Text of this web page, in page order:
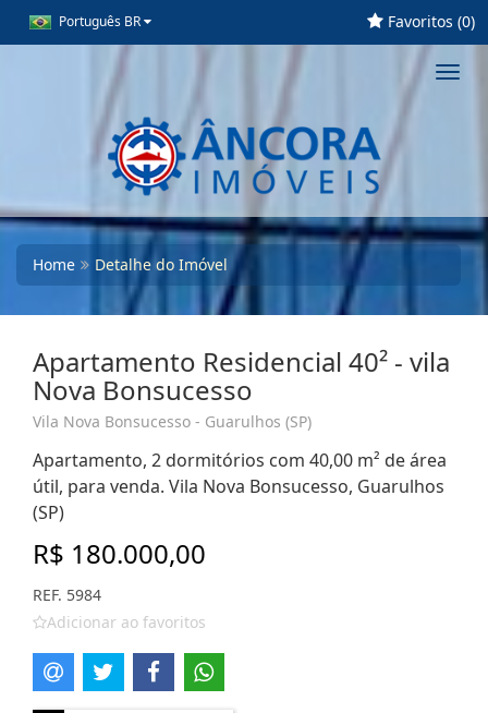
Português BR Favoritos (0)
Home Detalhe do Imóvel
Apartamento Residencial 40² - vila
Nova Bonsucesso
Vila Nova Bonsucesso - Guarulhos (SP)
Apartamento, 2 dormitórios com 40,00 m² de área
útil, para venda. Vila Nova Bonsucesso, Guarulhos
(SP)
R$ 180.000,00
REF. 5984
Adicionar ao favoritos